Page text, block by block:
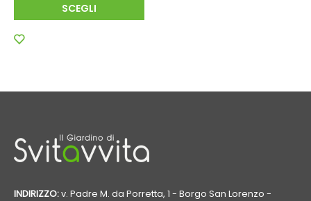
SCEGLI
INDIRIZZO:v. Padre M. da Porretta, 1 - Borgo San Lorenzo -